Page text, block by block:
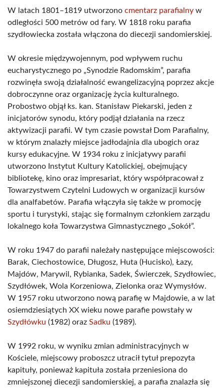
W latach 1801–1819 utworzono cmentarz parafialny w
odległości 500 metrów od fary. W 1818 roku parafia
szydłowiecka została włączona do diecezji sandomierskiej.
W okresie międzywojennym, pod wpływem ruchu
eucharystycznego po „Synodzie Radomskim”, parafia
rozwinęła swoją działalność ewangelizacyjną poprzez akcje
dobroczynne oraz organizację życia kulturalnego.
Probostwo objął ks. kan. Stanisław Piekarski, jeden z
inicjatorów synodu, który podjął działania na rzecz
aktywizacji parafii. W tym czasie powstał Dom Parafialny,
w którym znalazły miejsce jadłodajnia dla ubogich oraz
kursy edukacyjne. W 1934 roku z inicjatywy parafii
utworzono Instytut Kultury Katolickiej, obejmujący
bibliotekę, kino oraz impresariat, który współpracował z
Towarzystwem Czytelni Ludowych w organizacji kursów
dla analfabetów. Parafia włączyła się także w promocję
sportu i turystyki, stając się formalnym członkiem zarządu
lokalnego koła Towarzystwa Gimnastycznego „Sokół”.
W roku 1947 do parafii należały następujące miejscowości:
Barak, Ciechostowice, Długosz, Huta (Hucisko), Łazy,
Majdów, Marywil, Rybianka, Sadek, Świerczek, Szydłowiec,
Szydłówek, Wola Korzeniowa, Zielonka oraz Wymysłów.
W 1957 roku utworzono nową parafię w Majdowie, a w lat
osiemdziesiątych XX wieku nowe parafie powstały w
Szydłówku (1982) oraz Sadku (1989).
W 1992 roku, w wyniku zmian administracyjnych w
Kościele, miejscowy proboszcz utracił tytuł prepozyta
kapituły, ponieważ kapituła została przeniesiona do
zmniejszonej diecezji sandomierskiej, a parafia znalazła się